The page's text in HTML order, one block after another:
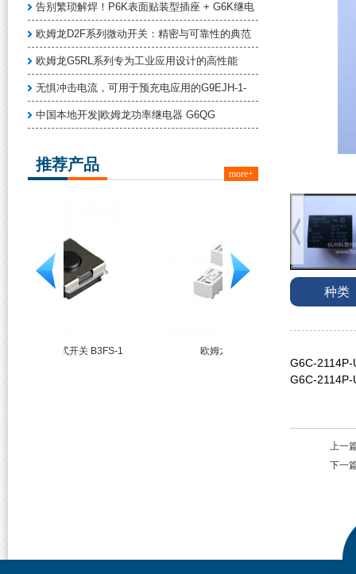
告别繁琐解焊！P6K表面贴装型插座 + G6K继电
欧姆龙D2F系列微动开关：精密与可靠性的典范
欧姆龙G5RL系列专为工业应用设计的高性能
无惧冲击电流，可用于预充电应用的G9EJH-1-
中国本地开发|欧姆龙功率继电器 G6QG
推荐产品
more+
欧姆龙 G6K系列
种类
G6C-2114P-
G6C-
上一
下一